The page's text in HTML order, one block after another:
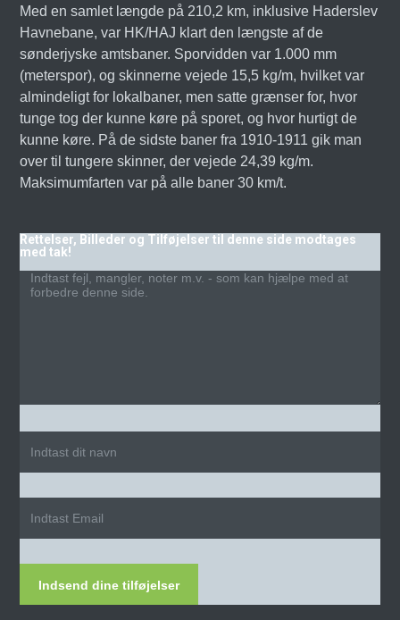
Med en samlet længde på 210,2 km, inklusive Haderslev
Havnebane, var HK/HAJ klart den længste af de
sønderjyske amtsbaner. Sporvidden var 1.000 mm
(meterspor), og skinnerne vejede 15,5 kg/m, hvilket var
almindeligt for lokalbaner, men satte grænser for, hvor
tunge tog der kunne køre på sporet, og hvor hurtigt de
kunne køre. På de sidste baner fra 1910-1911 gik man
over til tungere skinner, der vejede 24,39 kg/m.
Maksimumfarten var på alle baner 30 km/t.
Rettelser, Billeder og Tilføjelser til denne side modtages
med tak!
Indsend dine tilføjelser